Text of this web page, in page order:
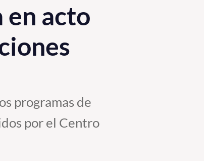
acto
programas de
por el Centro